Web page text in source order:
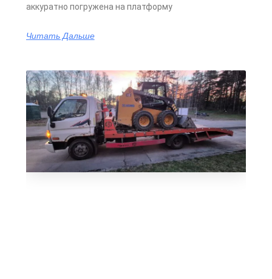
аккуратно погружена на платформу
Читать Дальше